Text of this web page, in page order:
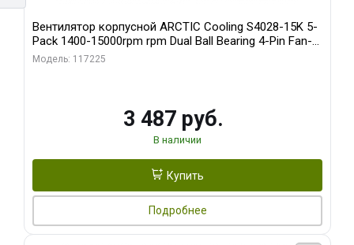
Вентилятор корпусной ARCTIC Cooling S4028-15K 5-
Pack 1400-15000rpm rpm Dual Ball Bearing 4-Pin Fan-
Connector (ACFAN00274A)
Модель: 117225
3 487 руб.
В наличии
Купить
Подробнее